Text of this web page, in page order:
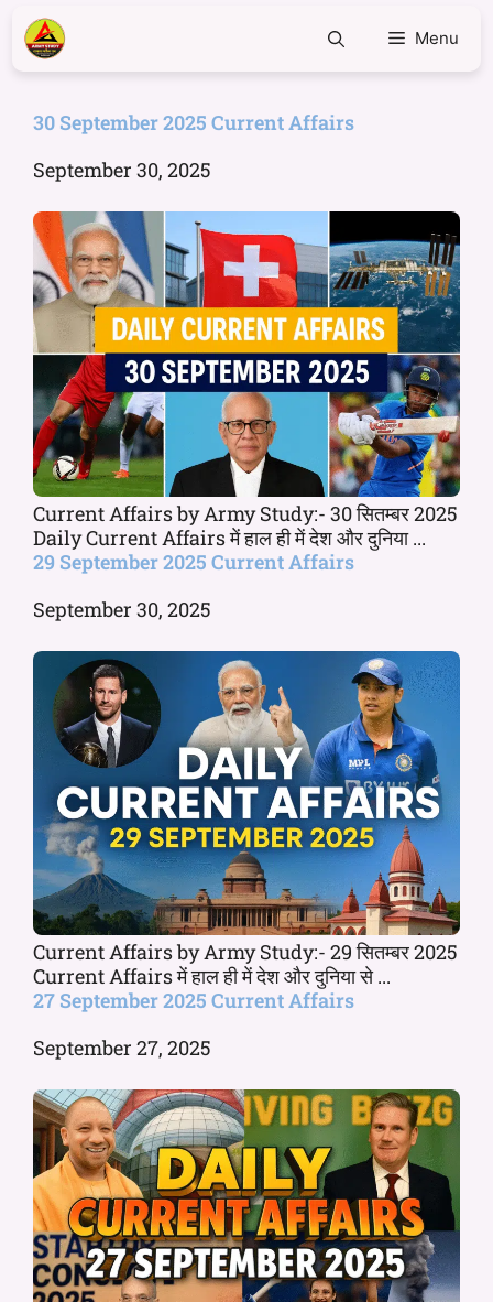
Menu
30 September 2025 Current Affairs
September 30, 2025
Current Affairs by Army Study:- 30 सितम्बर 2025
Daily Current Affairs में हाल ही में देश और दुनिया ...
29 September 2025 Current Affairs
September 30, 2025
Current Affairs by Army Study:- 29 सितम्बर 2025
Current Affairs में हाल ही में देश और दुनिया से ...
27 September 2025 Current Affairs
September 27, 2025